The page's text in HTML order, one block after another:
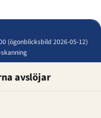
(ögonblicksbild 2026-05-12)
avslöjar